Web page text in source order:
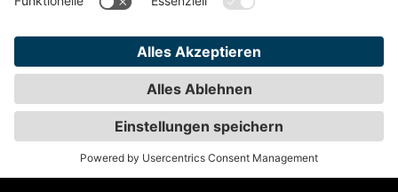
Teilnahmebedingungen
Privatsphäre